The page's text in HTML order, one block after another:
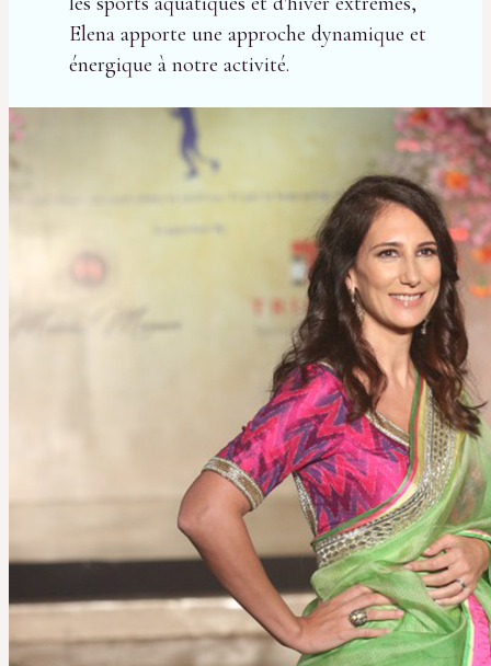
Elena apporte une approche dynamique et
énergique à notre activité.